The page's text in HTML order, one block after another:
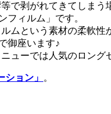
で剥がれてきてしまう
フィルム」です。
ムという素材の柔軟性
御座います♪
ューでは人気のロング
ョン」 。